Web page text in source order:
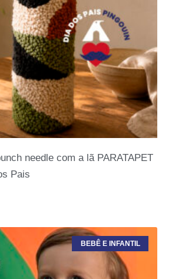
needle com a lã PARATAPET
Pais
BEBÊ E INFANTIL